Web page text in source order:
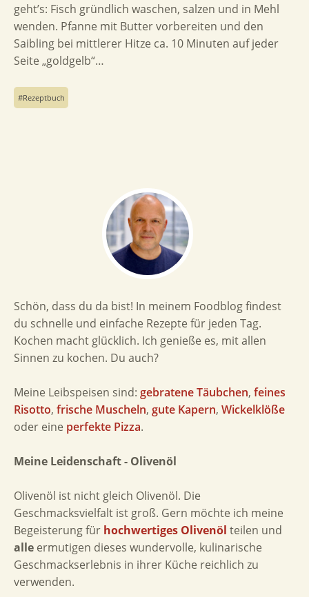
geht’s: Fisch gründlich waschen, salzen und in Mehl
wenden. Pfanne mit Butter vorbereiten und den
Saibling bei mittlerer Hitze ca. 10 Minuten auf jeder
Seite „goldgelb“…
Rezeptbuch
Schön, dass du da bist! In meinem Foodblog findest
du schnelle und einfache Rezepte für jeden Tag.
Kochen macht glücklich. Ich genieße es, mit allen
Sinnen zu kochen. Du auch?
Meine Leibspeisen sind: gebratene Täubchen, feines
Risotto, frische Muscheln, gute Kapern, Wickelklöße
oder eine perfekte Pizza.
Meine Leidenschaft - Olivenöl
Olivenöl ist nicht gleich Olivenöl. Die
Geschmacksvielfalt ist groß. Gern möchte ich meine
Begeisterung für hochwertiges Olivenöl teilen und
alle ermutigen dieses wundervolle, kulinarische
Geschmackserlebnis in ihrer Küche reichlich zu
verwenden.